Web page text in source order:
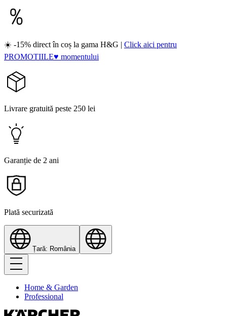
☀️ -15% direct în coș la gama H&G | Click aici pentru
PROMOTIILE♥ momentului
Livrare gratuită peste 250 lei
Garanție de 2 ani
Plată securizată
Țară: România
Home & Garden
Professional